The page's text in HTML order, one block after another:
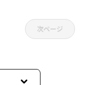
次ページ